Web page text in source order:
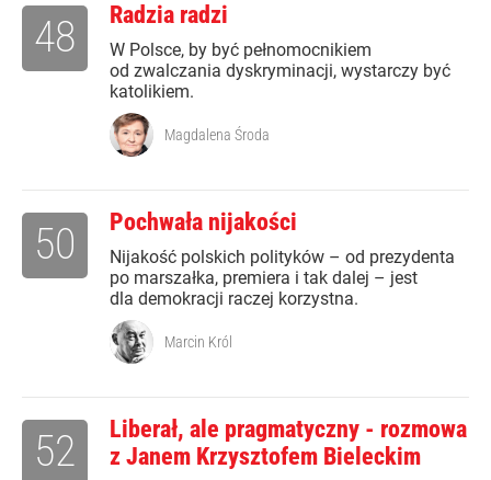
Radzia radzi
W Polsce, by być pełnomocnikiem
od zwalczania dyskryminacji, wystarczy być
katolikiem.
48
Magdalena Środa
Pochwała nijakości
Nijakość polskich polityków – od prezydenta
po marszałka, premiera i tak dalej – jest
dla demokracji raczej korzystna.
50
Marcin Król
Liberał, ale pragmatyczny - rozmowa
z Janem Krzysztofem Bieleckim
52